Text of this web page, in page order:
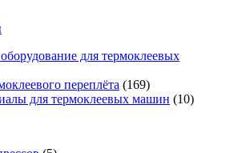
для термоклеевых
переплёта (169)
для термоклеевых машин (10)